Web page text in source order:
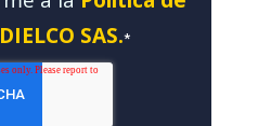
SAS.*